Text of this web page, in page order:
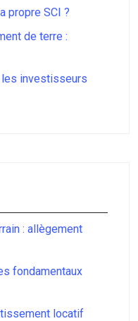
propre SCI ?
de terre :
les investisseurs
: allègement
fondamentaux
locatif